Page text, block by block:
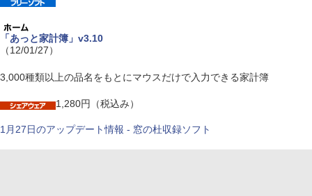
「あっと家計簿」v3.10
（12/01/27）
3,000種類以上の品名をもとにマウスだけで入力できる家計簿
1,280円（税込み）
1月27日のアップデート情報 - 窓の杜収録ソフト